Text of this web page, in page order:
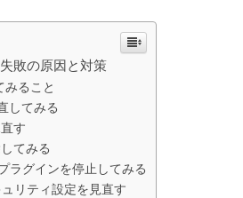
敗の原因と対策
みること
してみる
す
てみる
ラグインを停止してみる
リティ設定を見直す